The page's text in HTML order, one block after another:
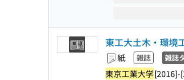
東工大土木・環境
紙 雑誌 雑誌
東京工業大学[2016]-